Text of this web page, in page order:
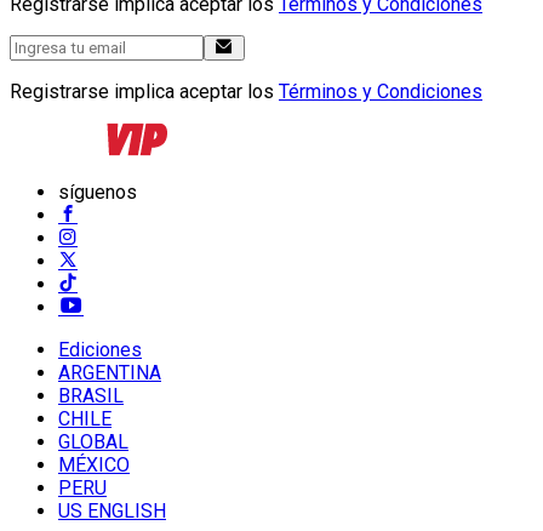
Registrarse implica aceptar los Términos y Condiciones
síguenos
Ediciones
ARGENTINA
BRASIL
CHILE
GLOBAL
MÉXICO
PERU
US ENGLISH